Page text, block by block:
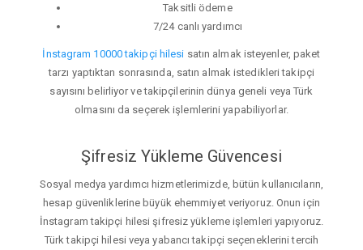
Taksitli ödeme
7/24 canlı yardımcı
İnstagram 10000 takipçi hilesi satın almak isteyenler, paket
tarzı yaptıktan sonrasında, satın almak istedikleri takipçi
sayısını belirliyor ve takipçilerinin dünya geneli veya Türk
olmasını da seçerek işlemlerini yapabiliyorlar.
Şifresiz Yükleme Güvencesi
Sosyal medya yardımcı hizmetlerimizde, bütün kullanıcıların,
hesap güvenliklerine büyük ehemmiyet veriyoruz. Onun için
İnstagram takipçi hilesi şifresiz yükleme işlemleri yapıyoruz.
Türk takipçi hilesi veya yabancı takipçi seçeneklerini tercih